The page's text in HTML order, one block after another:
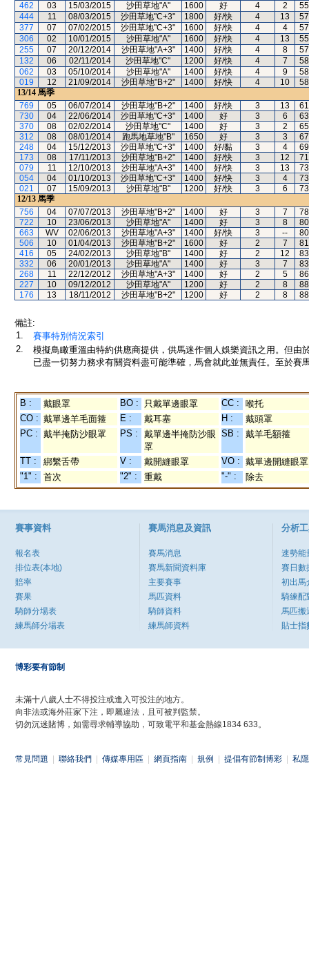
462
03 15/03/2015 沙田草地"A" 1600 好 4 2
55
444
11 08/03/2015 沙田草地"C+3" 1800 好/快 4 13
57
377
07 07/02/2015 沙田草地"C+3" 1600 好/快 4 4
57
306
02 10/01/2015 沙田草地"A" 1600 好/快 4 13
55
255
07 20/12/2014 沙田草地"A+3" 1400 好/快 4 8
57
132
06 02/11/2014 沙田草地"C" 1200 好/快 4 7
58
062
03 05/10/2014 沙田草地"A" 1400 好/快 4 9
58
019
12 21/09/2014 沙田草地"B+2" 1400 好/快 4 10
58
13/14 馬季
769
05 06/07/2014 沙田草地"B+2" 1400 好/快 3 13
61
730
04 22/06/2014 沙田草地"C+3" 1400 好 3 6
63
370
08 02/02/2014 沙田草地"C" 1400 好 3 2
65
312
08 08/01/2014 跑馬地草地"B" 1650 好 3 3
67
248
04 15/12/2013 沙田草地"C+3" 1400 好/黏 3 4
69
173
08 17/11/2013 沙田草地"B+2" 1400 好/快 3 12
71
079
11 12/10/2013 沙田草地"A+3" 1400 好/快 3 13
73
054
04 01/10/2013 沙田草地"C+3" 1400 好/快 3 4
73
021
07 15/09/2013 沙田草地"B" 1200 好/快 3 6
73
12/13 馬季
756
04 07/07/2013 沙田草地"B+2" 1400 好 3 7
78
722
10 23/06/2013 沙田草地"A" 1400 好 3 8
80
663
WV 02/06/2013 沙田草地"A+3" 1400 好/快 3 --
80
506
10 01/04/2013 沙田草地"B+2" 1600 好 2 7
81
416
05 24/02/2013 沙田草地"B" 1400 好 2 12
83
332
06 20/01/2013 沙田草地"A" 1400 好 3 7
83
268
11 22/12/2012 沙田草地"A+3" 1400 好 2 5
86
227
10 09/12/2012 沙田草地"A" 1200 好 2 8
88
176
13 18/11/2012 沙田草地"B+2" 1200 好 2 8 88
備註:
1.
賽事特別情況索引
2.
模擬鳥瞰重溫由特約供應商提供，供馬迷作個人娛樂資訊之用。但
已盡一切努力務求有關資料盡可能準確，馬會就此並無責任。至於賽
B : 戴眼罩 BO : 只戴單邊眼罩 CC :
喉托
CO : 戴單邊羊毛面箍 E : 戴耳塞 H :
戴頭罩
PC : 戴半掩防沙眼罩 PS :
戴單邊半掩防沙眼
罩
SB : 戴羊毛額箍
TT : 綁繫舌帶 V : 戴開縫眼罩 VO : 戴單邊開縫眼罩
"1" :
首次 "2" : 重戴 "-" : 除去
賽事資料
報名表
排位表(本地)
賠率
賽果
騎師分場表
練馬師分場表
賽馬消息及資訊
賽馬消息
賽馬新聞資料庫
主要賽事
馬匹資料
騎師資料
練馬師資料
分析
速勢能
賽日數
初出馬
騎練配
馬匹搬
貼士指
博彩要有節制
未滿十八歲人士不得投注或進入可投注的地方。
向非法或海外莊家下注，即屬違法，且可被判監禁。
切勿沉迷賭博，如需尋求輔導協助，可致電平和基金熱線1834 633。
常見問題 聯絡我們 傳媒專用區 網頁指南 規例 提倡有節制博彩 私